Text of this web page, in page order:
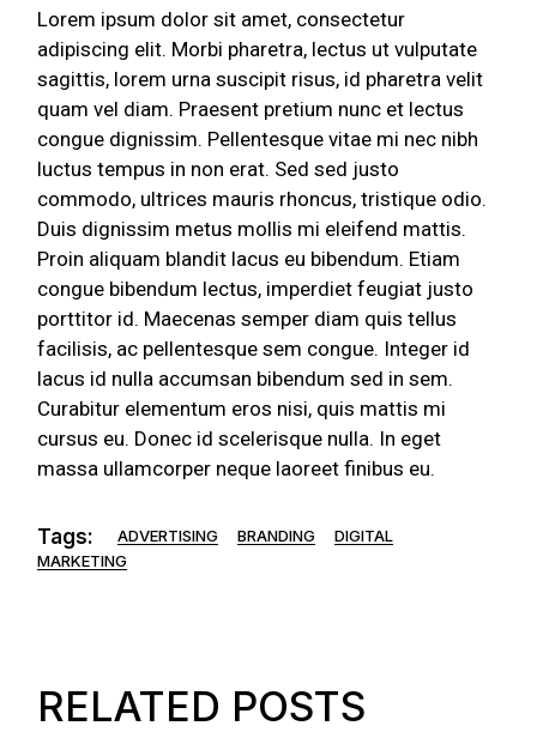
Lorem ipsum dolor sit amet, consectetur
adipiscing elit. Morbi pharetra, lectus ut vulputate
sagittis, lorem urna suscipit risus, id pharetra velit
quam vel diam. Praesent pretium nunc et lectus
congue dignissim. Pellentesque vitae mi nec nibh
luctus tempus in non erat. Sed sed justo
commodo, ultrices mauris rhoncus, tristique odio.
Duis dignissim metus mollis mi eleifend mattis.
Proin aliquam blandit lacus eu bibendum. Etiam
congue bibendum lectus, imperdiet feugiat justo
porttitor id. Maecenas semper diam quis tellus
facilisis, ac pellentesque sem congue. Integer id
lacus id nulla accumsan bibendum sed in sem.
Curabitur elementum eros nisi, quis mattis mi
cursus eu. Donec id scelerisque nulla. In eget
massa ullamcorper neque laoreet finibus eu.
Tags: ADVERTISING BRANDING
DIGITAL
MARKETING
RELATED POSTS